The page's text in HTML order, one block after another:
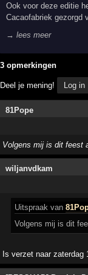
Ook voor deze editie
Cacaofabriek gezorgd
→ lees meer
3 opmerkingen
Deel je mening! Log in
81Pope
Volgens mij is dit feest
wiljanvdkam
Uitspraak van
Volgens mij is dit
Is verzet naar zaterdag